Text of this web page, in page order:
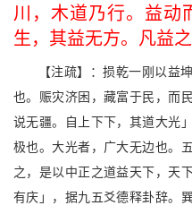
川，木道乃行。益动
生，其益无方。凡益
【注疏】：损乾一刚以益
也。赈灾济困，藏富于民，而
说无疆。自上下下，其道大光
极也。大光者，广大无边也。
之，是以中正之道益天下，天
有庆」，据九五爻德释卦辞。